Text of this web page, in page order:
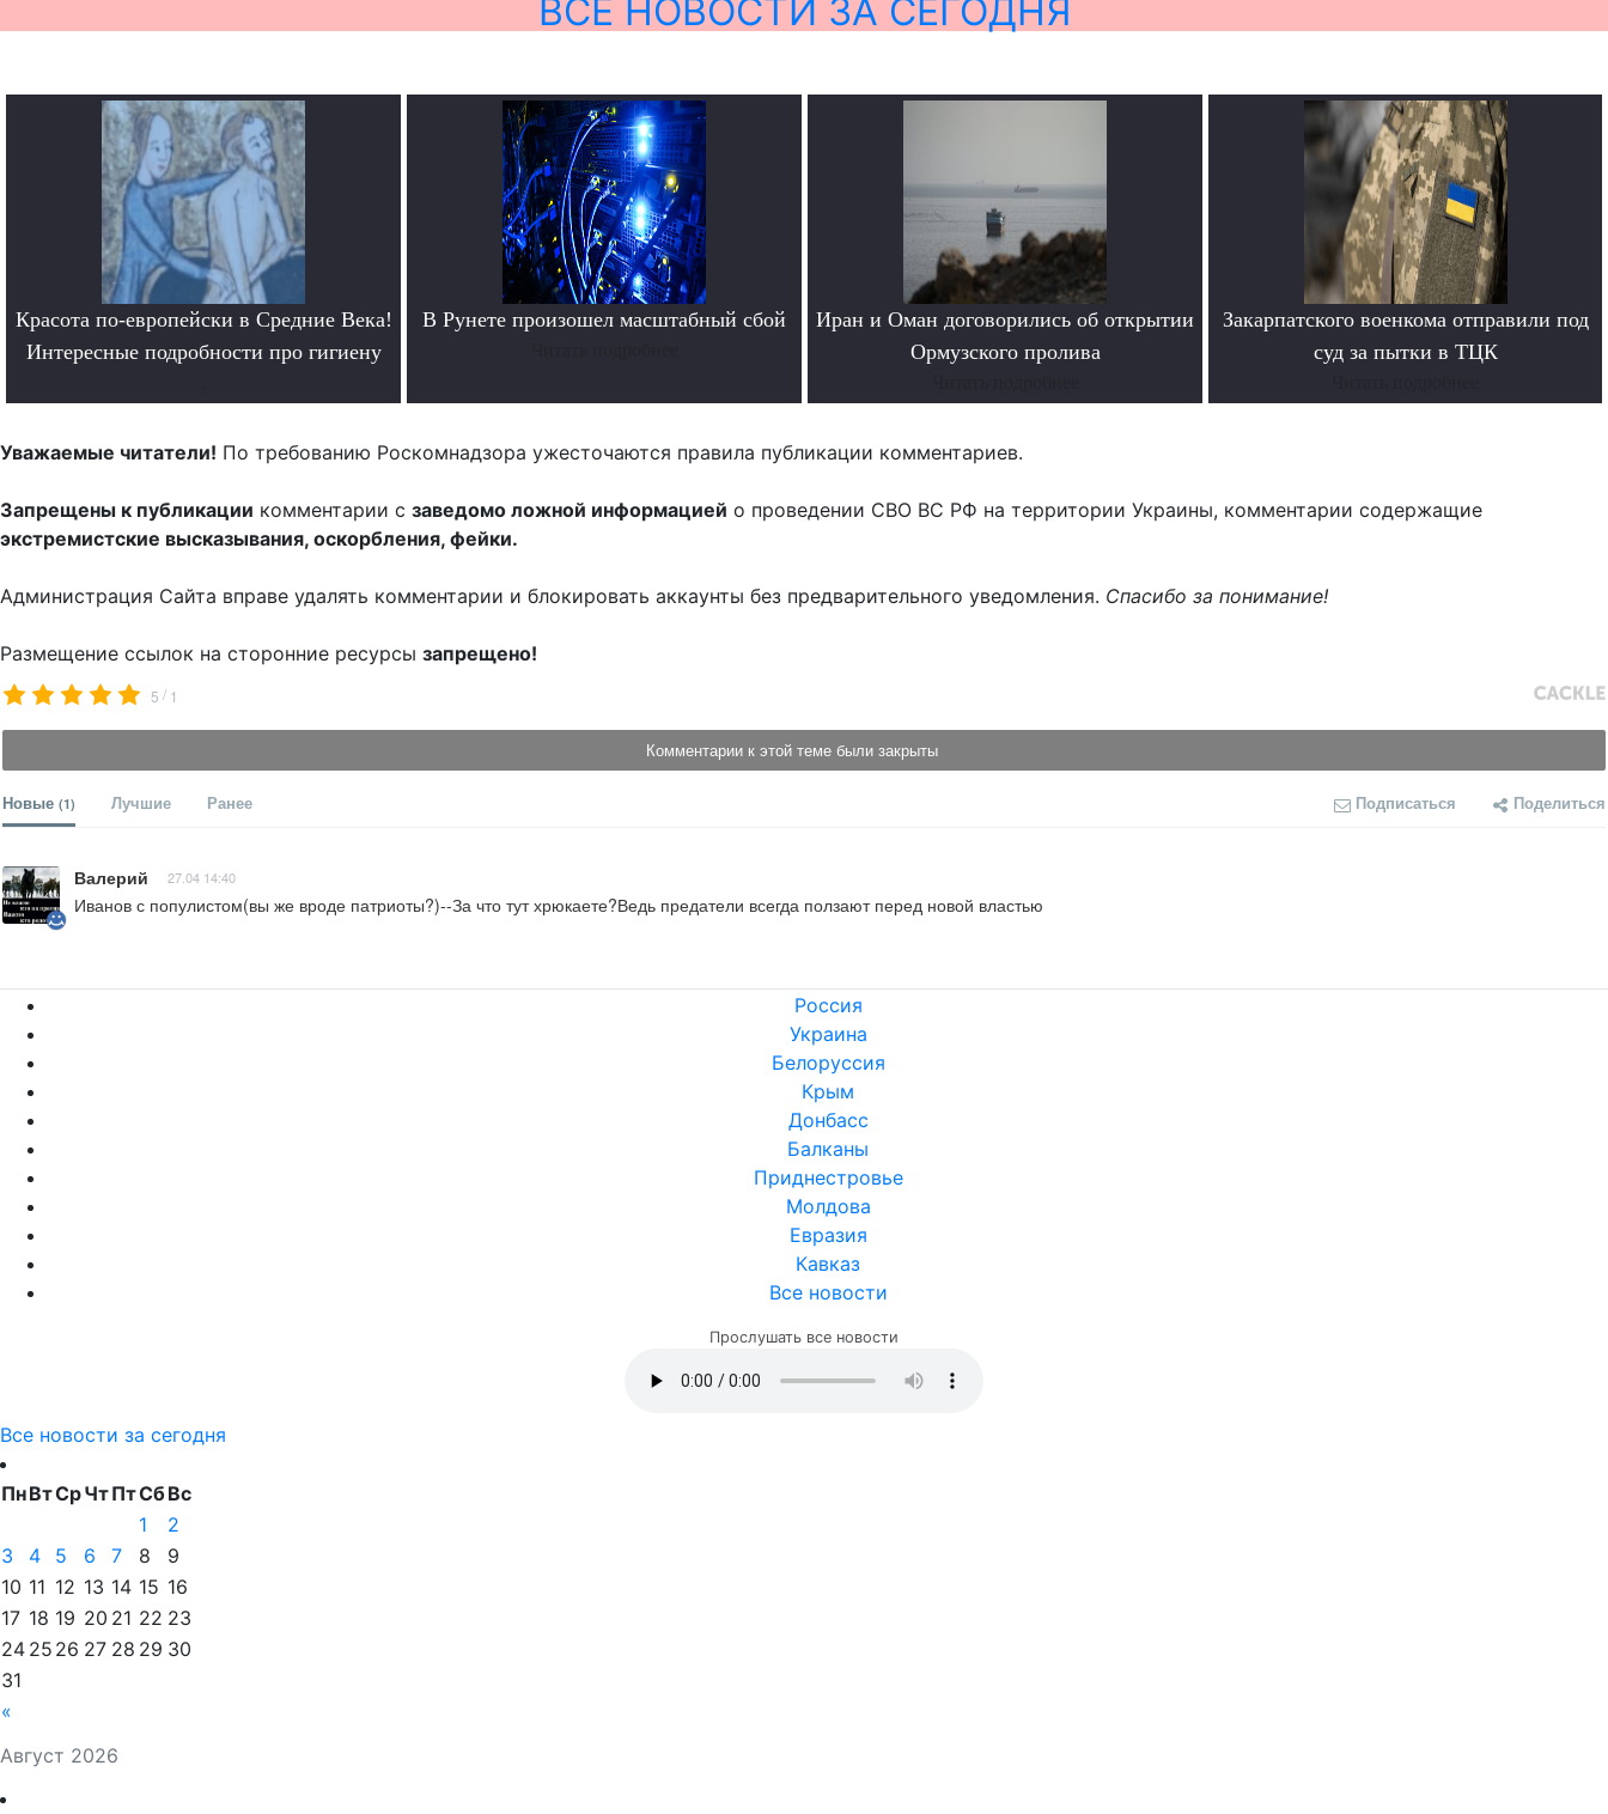
ВСЕ НОВОСТИ ЗА СЕГОДНЯ
Красота по-европейски в Средние Века!
Интересные подробности про гигиену
В Рунете произошел масштабный сбой
Иран и Оман договорились об открытии
Ормузского пролива
Закарпатского военкома отправили под
суд за пытки в ТЦК
Уважаемые читатели! По требованию Роскомнадзора ужесточаются правила публикации комментариев.
Запрещены к публикации комментарии с заведомо ложной информацией о проведении СВО ВС РФ на территории Украины, комментарии содержащие
экстремистские высказывания, оскорбления, фейки.
Администрация Сайта вправе удалять комментарии и блокировать аккаунты без предварительного уведомления. Спасибо за понимание!
Размещение ссылок на сторонние ресурсы запрещено!
5 / 1
Комментарии к этой теме были закрыты
Новые (1) Лучшие Ранее Подписаться Поделиться
Валерий 27.04 14:40
Иванов с популистом(вы же вроде патриоты?)--За что тут хрюкаете?Ведь предатели всегда ползают перед новой властью
Россия
Украина
Белоруссия
Крым
Донбасс
Балканы
Приднестровье
Молдова
Евразия
Кавказ
Все новости
Прослушать все новости
Все новости за сегодня
Август 2026
ПнВтСрЧтПтСбВс
«
1
2
3
4 5 6 7 8
9
10 11 12 13 14 15 16
17 18 19 20 21 22 23
24 25 26 27 28 29 30
31